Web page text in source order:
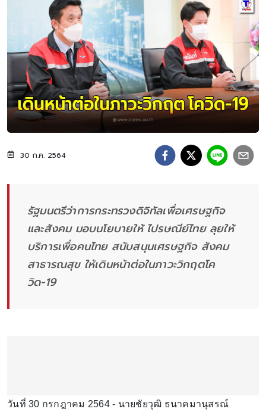
30 ก.ค. 2564
รัฐมนตรีว่าการกระทรวงดิจิทัลเพื่อเศรษฐกิจ
และสังคม มอบนโยบายให้ ไปรษณีย์ไทย ลุยให้
บริการเพื่อคนไทย สนับสนุนเศรษฐกิจ สังคม
สาธารณสุข ให้เดินหน้าต่อในภาวะวิกฤตโค
วิด-19
วันที่ 30 กรกฎาคม 2564 - นายชัยวุฒิ ธนาคมานุสรณ์